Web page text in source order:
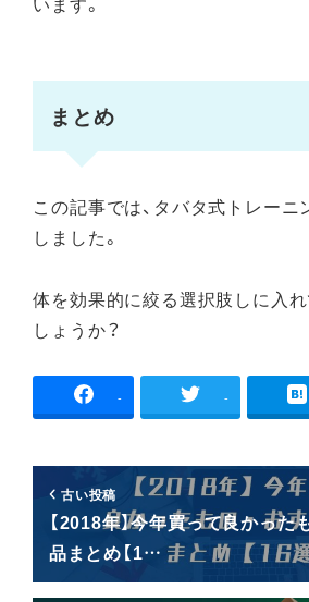
まとめ
この記事では、タバタ式トレー
しました。
体を効果的に絞る選択肢しに入
しょうか？
- -
古い投稿
【2018年】今年買って良かった
品まとめ【1…